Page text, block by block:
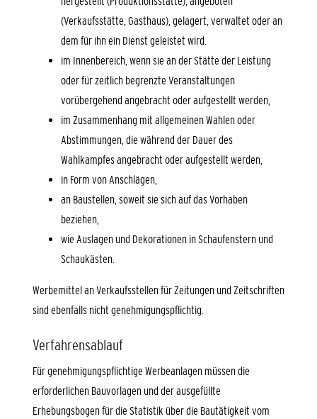
(Verkaufsstätte, Gasthaus), gelagert, verwaltet oder an
dem für ihn ein Dienst geleistet wird.
im Innenbereich, wenn sie an der Stätte der Leistung
oder für zeitlich begrenzte Veranstaltungen
vorübergehend angebracht oder aufgestellt werden,
im Zusammenhang mit allgemeinen Wahlen oder
Abstimmungen, die während der Dauer des
Wahlkampfes angebracht oder aufgestellt werden,
in Form von Anschlägen,
an Baustellen, soweit sie sich auf das Vorhaben
beziehen,
wie Auslagen und Dekorationen in Schaufenstern und
Schaukästen.
Werbemittel an Verkaufsstellen für Zeitungen und Zeitschriften
sind ebenfalls nicht genehmigungspflichtig.
Verfahrensablauf
Für genehmigungspflichtige Werbeanlagen müssen die
erforderlichen Bauvorlagen und der ausgefüllte
Erhebungsbogen für die Statistik über die Bautätigkeit vom